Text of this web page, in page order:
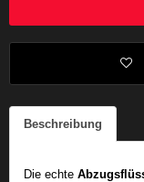
Beschreibung
Die echte